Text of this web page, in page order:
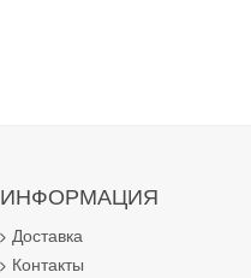
ИНФОРМАЦИЯ
Доставка
Контакты